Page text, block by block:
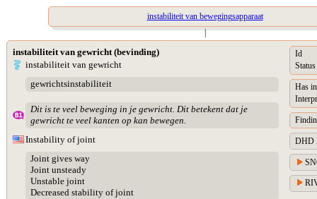
instabiliteit van bewegingsapparaat
|
instabiliteit van gewricht (bevinding)
instabiliteit van gewricht
gewrichtsinstabiliteit
Dit is te veel beweging in je gewricht. Dit betekent dat je
gewricht te veel kanten op kan bewegen.
Instability of joint
Joint gives way
Joint unsteady
Unstable joint
Decreased stability of joint
Id
Status
Has
DHD